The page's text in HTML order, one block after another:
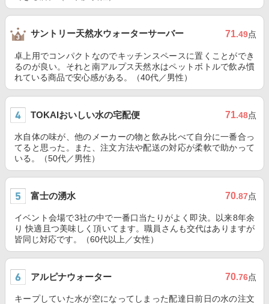
サントリー天然水ウォーターサーバー 71.49点
卓上用でコンパクトなのでキッチンスペースに置くことができ
るのが良い。それと南アルプス天然水はペットボトルで飲み慣
れている商品で安心感がある。（40代／男性）
TOKAIおいしい水の宅配便 71.48点
水自体の味が、他のメーカーの物と飲み比べて自分に一番合っ
てると思った。また、注文方法や配送の対応が柔軟で助かって
いる。（50代／男性）
富士の湧水 70.87点
イベント会場で3社の中で一番口当たりがよく即決。以来8年余
り 快適且つ美味しく頂いてます。職員さんも交代はありますが
皆同じ対応です。（60代以上／女性）
アルピナウォーター 70.76点
キープしていた水が空になってしまった配達日前日の水の注文